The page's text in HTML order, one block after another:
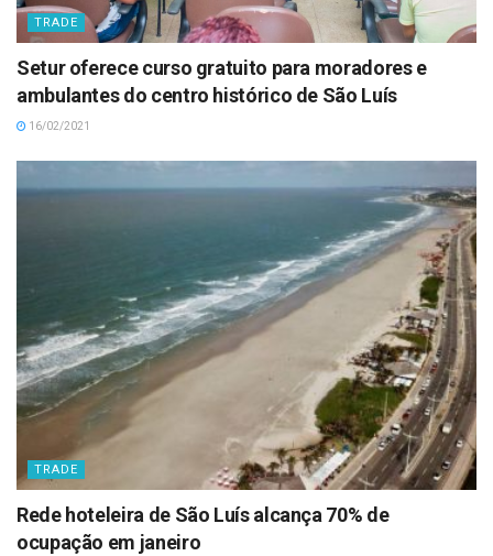
TRADE
Setur oferece curso gratuito para moradores e
ambulantes do centro histórico de São Luís
16/02/2021
TRADE
Rede hoteleira de São Luís alcança 70% de
ocupação em janeiro